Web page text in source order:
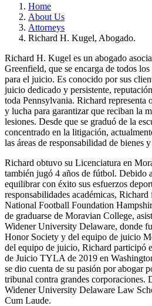
Home
About Us
Attorneys
Richard H. Kugel, Abogado.
Richard H. Kugel es un abogado
Greenfield, que se encarga de todos
para el juicio. Es conocido por sus
juicio dedicado y persistente,
toda Pennsylvania. Richard representa
y lucha para garantizar que reciban la
lesiones. Desde que se graduó de la
concentrado en la litigación,
las áreas de responsabilidad de bienes
Richard obtuvo su Licenciatura en
también jugó 4 años de fútbol. Debido
equilibrar con éxito sus esfuerzos
responsabilidades académicas,
National Football Foundation
de graduarse de Moravian College,
Widener University Delaware, donde
Honor Society y del equipo de juicio
del equipo de juicio, Richard participó
de Juicio TYLA de 2019 en
se dio cuenta de su pasión por abogar
tribunal contra grandes corporaciones.
Widener University Delaware Law
Cum Laude.